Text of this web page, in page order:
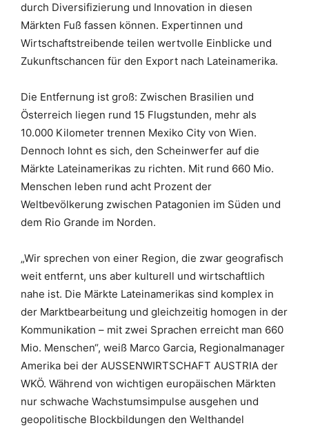
durch Diversifizierung und Innovation in diesen
Märkten Fuß fassen können. Expertinnen und
Wirtschaftstreibende teilen wertvolle Einblicke und
Zukunftschancen für den Export nach Lateinamerika.
Die Entfernung ist groß: Zwischen Brasilien und
Österreich liegen rund 15 Flugstunden, mehr als
10.000 Kilometer trennen Mexiko City von Wien.
Dennoch lohnt es sich, den Scheinwerfer auf die
Märkte Lateinamerikas zu richten. Mit rund 660 Mio.
Menschen leben rund acht Prozent der
Weltbevölkerung zwischen Patagonien im Süden und
dem Rio Grande im Norden.
„Wir sprechen von einer Region, die zwar geografisch
weit entfernt, uns aber kulturell und wirtschaftlich
nahe ist. Die Märkte Lateinamerikas sind komplex in
der Marktbearbeitung und gleichzeitig homogen in der
Kommunikation – mit zwei Sprachen erreicht man 660
Mio. Menschen“, weiß Marco Garcia, Regionalmanager
Amerika bei der AUSSENWIRTSCHAFT AUSTRIA der
WKÖ. Während von wichtigen europäischen Märkten
nur schwache Wachstumsimpulse ausgehen und
geopolitische Blockbildungen den Welthandel